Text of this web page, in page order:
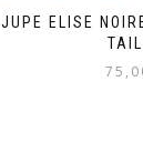
JUPE ELISE